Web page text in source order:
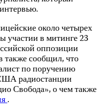
около четырех
участии в митинге 23
оппозиции
также сообщил, что
по поручению
радиостанции
Свобода», о чем также
.